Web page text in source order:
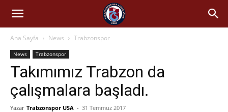
Ana Sayfa News Trabzonspor
News Trabzonspor
Takımımız Trabzon da
çalışmalara başladı.
Yazar Trabzonspor USA - 31 Temmuz 2017